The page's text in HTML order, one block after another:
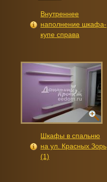
Внутреннее
наполнение шкафа-
купе справа
Шкафы в спальню
на ул. Красных Зорь
(1)